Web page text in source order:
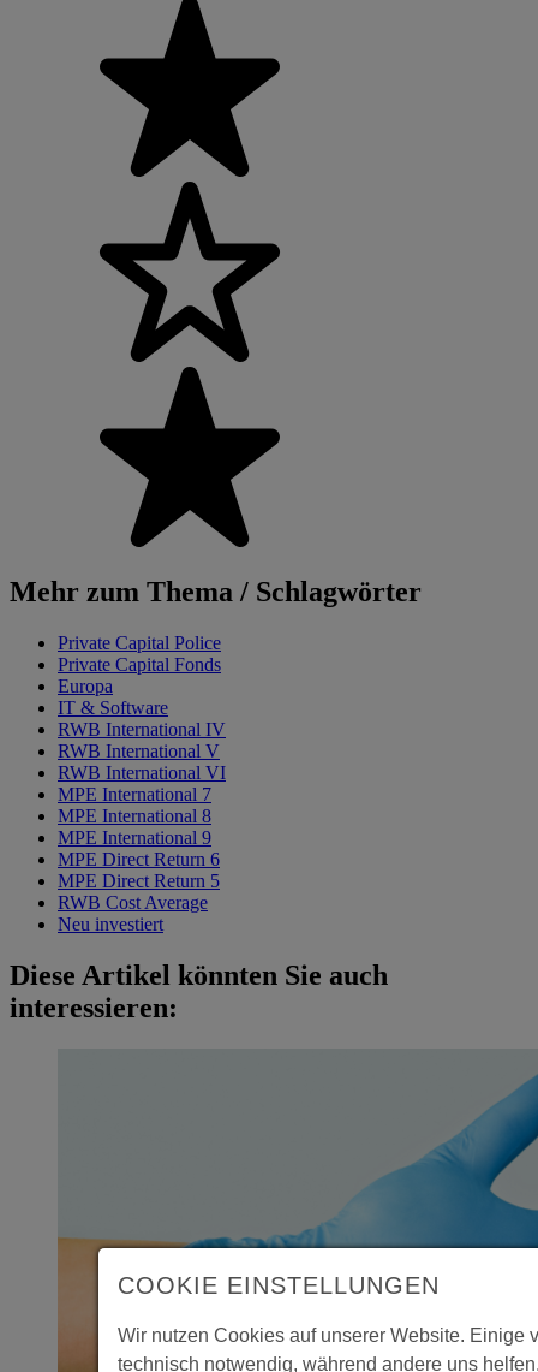
Mehr zum Thema / Schlagwörter
Private Capital Police
Private Capital Fonds
Europa
IT & Software
RWB International IV
RWB International V
RWB International VI
MPE International 7
MPE International 8
MPE International 9
MPE Direct Return 6
MPE Direct Return 5
RWB Cost Average
Neu investiert
Diese Artikel könnten Sie auch
interessieren:
COOKIE EINSTELLUNGEN
Wir nutzen Cookies auf unserer Website. Einige
technisch notwendig, während andere uns